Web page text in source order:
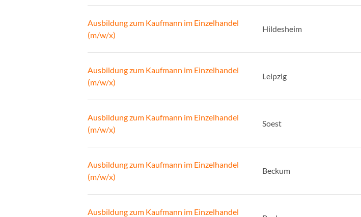
Ausbildung zum Kaufmann im Einzelhandel
(m/w/x)
Hildesheim
Ausbildung zum Kaufmann im Einzelhandel
(m/w/x)
Leipzig
Ausbildung zum Kaufmann im Einzelhandel
(m/w/x)
Soest
Ausbildung zum Kaufmann im Einzelhandel
(m/w/x)
Beckum
Ausbildung zum Kaufmann im Einzelhandel